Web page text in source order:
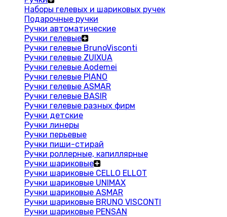
Наборы гелевых и шариковых ручек
Подарочные ручки
Ручки автоматические
Ручки гелевые
Ручки гелевые BrunoVisconti
Ручки гелевые ZUIXUA
Ручки гелевые Aodemei
Ручки гелевые PIANO
Ручки гелевые ASMAR
Ручки гелевые BASIR
Ручки гелевые разных фирм
Ручки детские
Ручки линеры
Ручки перьевые
Ручки пиши-стирай
Ручки роллерные, капиллярные
Ручки шариковые
Ручки шариковые CELLO ELLOT
Ручки шариковые UNIMAX
Ручки шариковые ASMAR
Ручки шариковые BRUNO VISCONTI
Ручки шариковые PENSAN